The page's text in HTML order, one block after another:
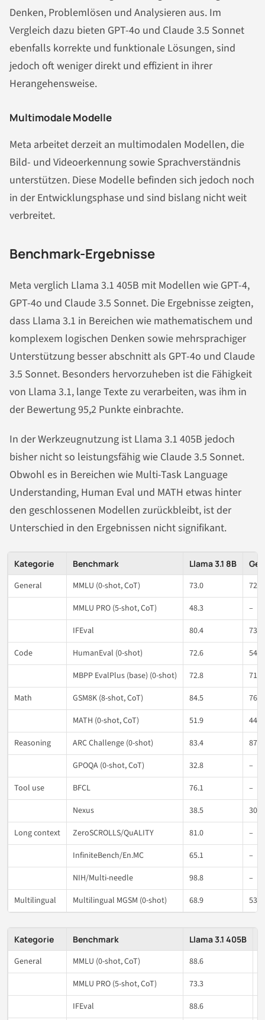
Denken, Problemlösen und Analysieren aus. Im
Vergleich dazu bieten GPT-4o und Claude 3.5 Sonnet
ebenfalls korrekte und funktionale Lösungen, sind
jedoch oft weniger direkt und effizient in ihrer
Herangehensweise.
Multimodale Modelle
Meta arbeitet derzeit an multimodalen Modellen, die
Bild- und Videoerkennung sowie Sprachverständnis
unterstützen. Diese Modelle befinden sich jedoch noch
in der Entwicklungsphase und sind bislang nicht weit
verbreitet.
Benchmark-Ergebnisse
Meta verglich Llama 3.1 405B mit Modellen wie GPT-4,
GPT-4o und Claude 3.5 Sonnet. Die Ergebnisse zeigten,
dass Llama 3.1 in Bereichen wie mathematischem und
komplexem logischen Denken sowie mehrsprachiger
Unterstützung besser abschnitt als GPT-4o und Claude
3.5 Sonnet. Besonders hervorzuheben ist die Fähigkeit
von Llama 3.1, lange Texte zu verarbeiten, was ihm in
der Bewertung 95,2 Punkte einbrachte.
In der Werkzeugnutzung ist Llama 3.1 405B jedoch
bisher nicht so leistungsfähig wie Claude 3.5 Sonnet.
Obwohl es in Bereichen wie Multi-Task Language
Understanding, Human Eval und MATH etwas hinter
den geschlossenen Modellen zurückbleibt, ist der
Unterschied in den Ergebnissen nicht signifikant.
Kategorie Benchmark Llama 3.1 8B
General MMLU (0-shot, CoT) 73.0
MMLU PRO (5-shot, CoT)
48.3
–
IFEval
80.4
73.6
Code
HumanEval (0-shot) 72.6
54.3
MBPP EvalPlus (base) (0-shot)
72.8
71.7
Math
GSM8K (8-shot, CoT) 84.5
76.7
MATH (0-shot, CoT)
51.9
44.3
Reasoning
ARC Challenge (0-shot) 83.4
87.6
GPOQA (0-shot, CoT)
32.8
–
Tool use
BFCL 76.1
–
Nexus
38.5
30.0
Long context
ZeroSCROLLS/QuALITY 81.0
–
InfiniteBench/En.MC
65.1
–
NIH/Multi-needle
98.8
–
Multilingual
Multilingual MGSM (0-shot) 68.9 53.2
Kategorie Benchmark Llama 3.1 405B
General MMLU (0-shot, CoT) 88.6
MMLU PRO (5-shot, CoT)
73.3
IFEval
88.6